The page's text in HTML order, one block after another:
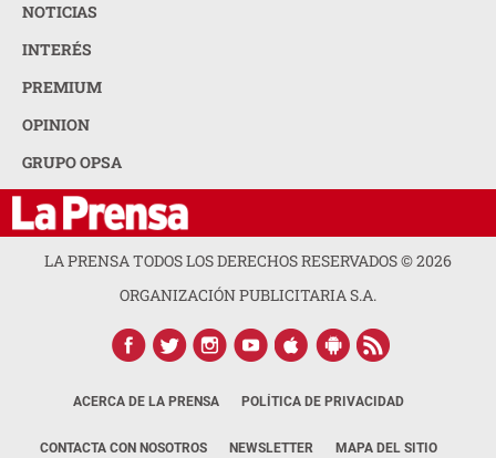
NOTICIAS
INTERÉS
PREMIUM
OPINION
GRUPO OPSA
LA PRENSA TODOS LOS DERECHOS RESERVADOS ©2026
ORGANIZACIÓN PUBLICITARIA S.A.
ACERCA DE LA PRENSA POLÍTICA DE PRIVACIDAD
CONTACTA CON NOSOTROS NEWSLETTER MAPA DEL SITIO